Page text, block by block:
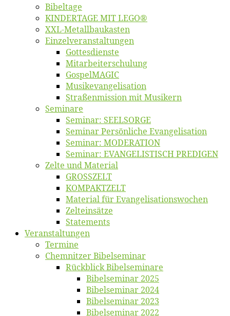
Bi­bel­ta­ge
KINDERTAGE MIT LEGO®
XXL-Me­­tal­l­­bau­­kas­­ten
Einzelver­an­stal­tungen
Got­tes­diens­te
Mitarbeiter­schulung
Gos­pel­MA­GIC
Musikevan­ge­li­sa­tion
Straßenmis­sion mit Musikern
Se­mi­na­re
Se­mi­nar: SEELSORGE
Se­mi­nar Per­sön­li­che Evangelisation
Se­mi­nar: MODERATION
Se­mi­nar: EVANGELISTISCH PREDIGEN
Zel­te und Material
GROSSZELT
KOMPAKTZELT
Ma­te­ri­al für Evangelisationswochen
Zelt­ein­sät­ze
State­ments
Ver­an­stal­tun­gen
Ter­mi­ne
Chemnit­zer Bibelseminar
Rück­blick Bibelseminare
Bi­bel­se­mi­nar 2025
Bi­bel­se­mi­nar 2024
Bi­bel­se­mi­nar 2023
Bi­bel­se­mi­nar 2022